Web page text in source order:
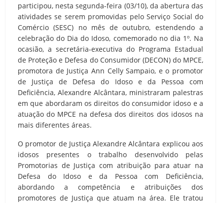
participou, nesta segunda-feira (03/10), da abertura das
atividades se serem promovidas pelo Serviço Social do
Comércio (SESC) no mês de outubro, estendendo a
celebração do Dia do Idoso, comemorado no dia 1º. Na
ocasião, a secretária-executiva do Programa Estadual
de Proteção e Defesa do Consumidor (DECON) do MPCE,
promotora de Justiça Ann Celly Sampaio, e o promotor
de Justiça de Defesa do Idoso e da Pessoa com
Deficiência, Alexandre Alcântara, ministraram palestras
em que abordaram os direitos do consumidor idoso e a
atuação do MPCE na defesa dos direitos dos idosos na
mais diferentes áreas.
O promotor de Justiça Alexandre Alcântara explicou aos
idosos presentes o trabalho desenvolvido pelas
Promotorias de Justiça com atribuição para atuar na
Defesa do Idoso e da Pessoa com Deficiência,
abordando a competência e atribuições dos
promotores de Justiça que atuam na área. Ele tratou